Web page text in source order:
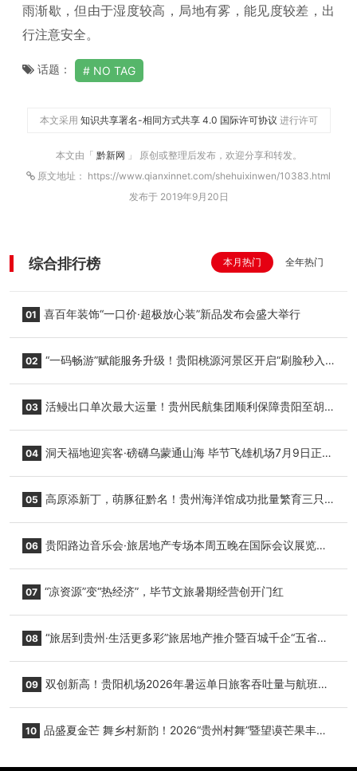
雨渐歇，但由于湿度较高，局地有雾，能见度较差，出
行注意安全。
话题： NO TAG
本文采用 知识共享署名-相同方式共享 4.0 国际许可协议 进行许可
本文由「 黔新网 」 原创或整理后发布，欢迎分享和转发。
原文地址： https://www.qianxinnet.com/shehuixinwen/10383.html
发布于 2019年9月20日
综合排行榜 本月热门 全年热门
01 喜百年装饰“一口价·超极放心装”新品发布会盛大举行
02 “一码畅游”赋能服务升级！贵阳桃源河景区开启“刷脸秒入
03 活鳗出口单次最大运量！贵州民航集团顺利保障贵阳至胡
04 洞天福地迎宾客·磅礴乌蒙通山海 毕节飞雄机场7月9日正式
05 高原添新丁，萌豚征黔名！贵州海洋馆成功批量繁育三只
06 贵阳路边音乐会·旅居地产专场本周五晚在国际会议展览中
07 “凉资源”变“热经济”，毕节文旅暑期经营创开门红
08 “旅居到贵州·生活更多彩”旅居地产推介暨百城千企“五省
09 双创新高！贵阳机场2026年暑运单日旅客吞吐量与航班起
10 品盛夏金芒 舞乡村新韵！2026“贵州村舞”暨望谟芒果丰收